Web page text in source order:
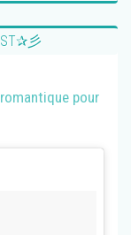
彡
pour